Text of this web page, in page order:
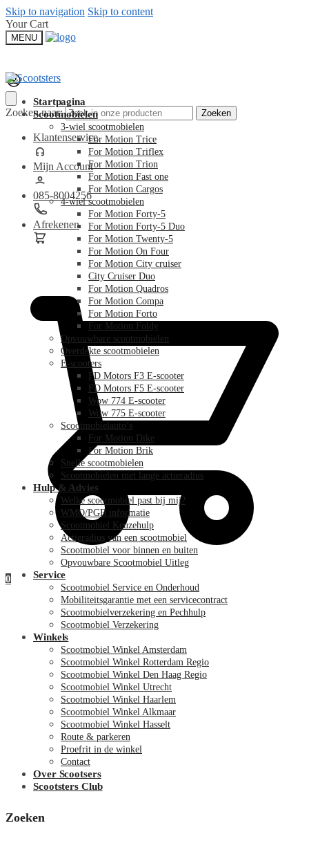
Skip to navigation Skip to content
Your Cart
MENU
Zoeken naar: Zoeken
Klantenservice
Mijn Account
085-8004256
Afrekenen
0
Startpagina
Scootmobielen
3-wiel scootmobielen
For Motion Trice
For Motion Triflex
For Motion Trion
For Motion Fast one
For Motion Cargos
4-wiel scootmobielen
For Motion Forty-5
For Motion Forty-5 Duo
For Motion Twenty-5
For Motion On Four
For Motion City cruiser
City Cruiser Duo
For Motion Quadros
For Motion Compa
For Motion Forto
For Motion Foldy
Opvouwbare scootmobielen
Overdekte scootmobielen
E-scooters
FD Motors F3 E-scooter
FD Motors F5 E-scooter
Wow 774 E-scooter
Wow 775 E-scooter
Scootmobielauto’s
For Motion Dike
For Motion Brik
Snelle scootmobielen
Scootmobielen met lange actieradius
Hulp & Advies
Welke scootmobiel past bij mij?
WMO/PGB informatie
Scootmobiel Keuzehulp
Actieradius van een scootmobiel
Scootmobiel voor binnen en buiten
Opvouwbare Scootmobiel Uitleg
Service
Scootmobiel Service en Onderhoud
Mobiliteitsgarantie met een servicecontract
Scootmobielverzekering en Pechhulp
Scootmobiel Verzekering
Winkels
Scootmobiel Winkel Amsterdam
Scootmobiel Winkel Rotterdam Regio
Scootmobiel Winkel Den Haag Regio
Scootmobiel Winkel Utrecht
Scootmobiel Winkel Haarlem
Scootmobiel Winkel Alkmaar
Scootmobiel Winkel Hasselt
Route & parkeren
Proefrit in de winkel
Contact
Over Scootsers
Scootsters Club
Zoeken